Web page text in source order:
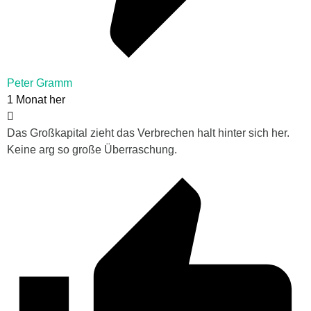
Peter Gramm
1 Monat her
Das Großkapital zieht das Verbrechen halt hinter sich her.
Keine arg so große Überraschung.